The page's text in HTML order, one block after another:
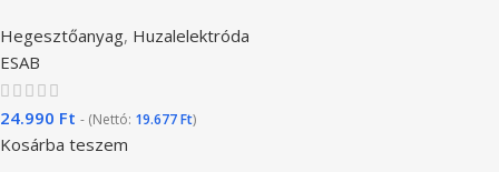
Hegesztőanyag, Huzalelektróda
ESAB
24.990 Ft - (Nettó: 19.677Ft)
Kosárba teszem